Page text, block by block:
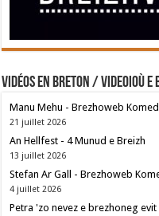
Vidéos en breton / Videoioù e
Manu Mehu - Brezhoweb
21 juillet 2026
An Hellfest - 4 Munud e Breizh
13 juillet 2026
Stefan Ar Gall - Brezhoweb
4 juillet 2026
Petra 'zo nevez e brezhoneg